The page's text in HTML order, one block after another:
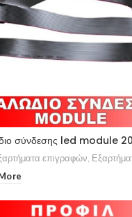
σύνδεσης led module
επιγραφών,